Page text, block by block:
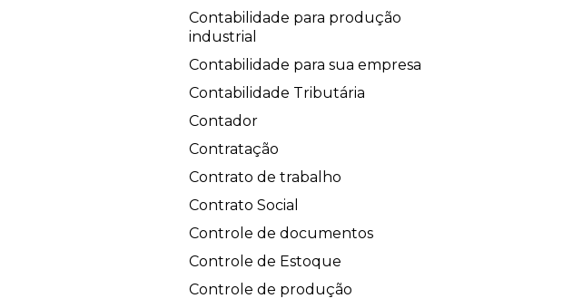
Contabilidade para produção
industrial
Contabilidade para sua empresa
Contabilidade Tributária
Contador
Contratação
Contrato de trabalho
Contrato Social
Controle de documentos
Controle de Estoque
Controle de produção